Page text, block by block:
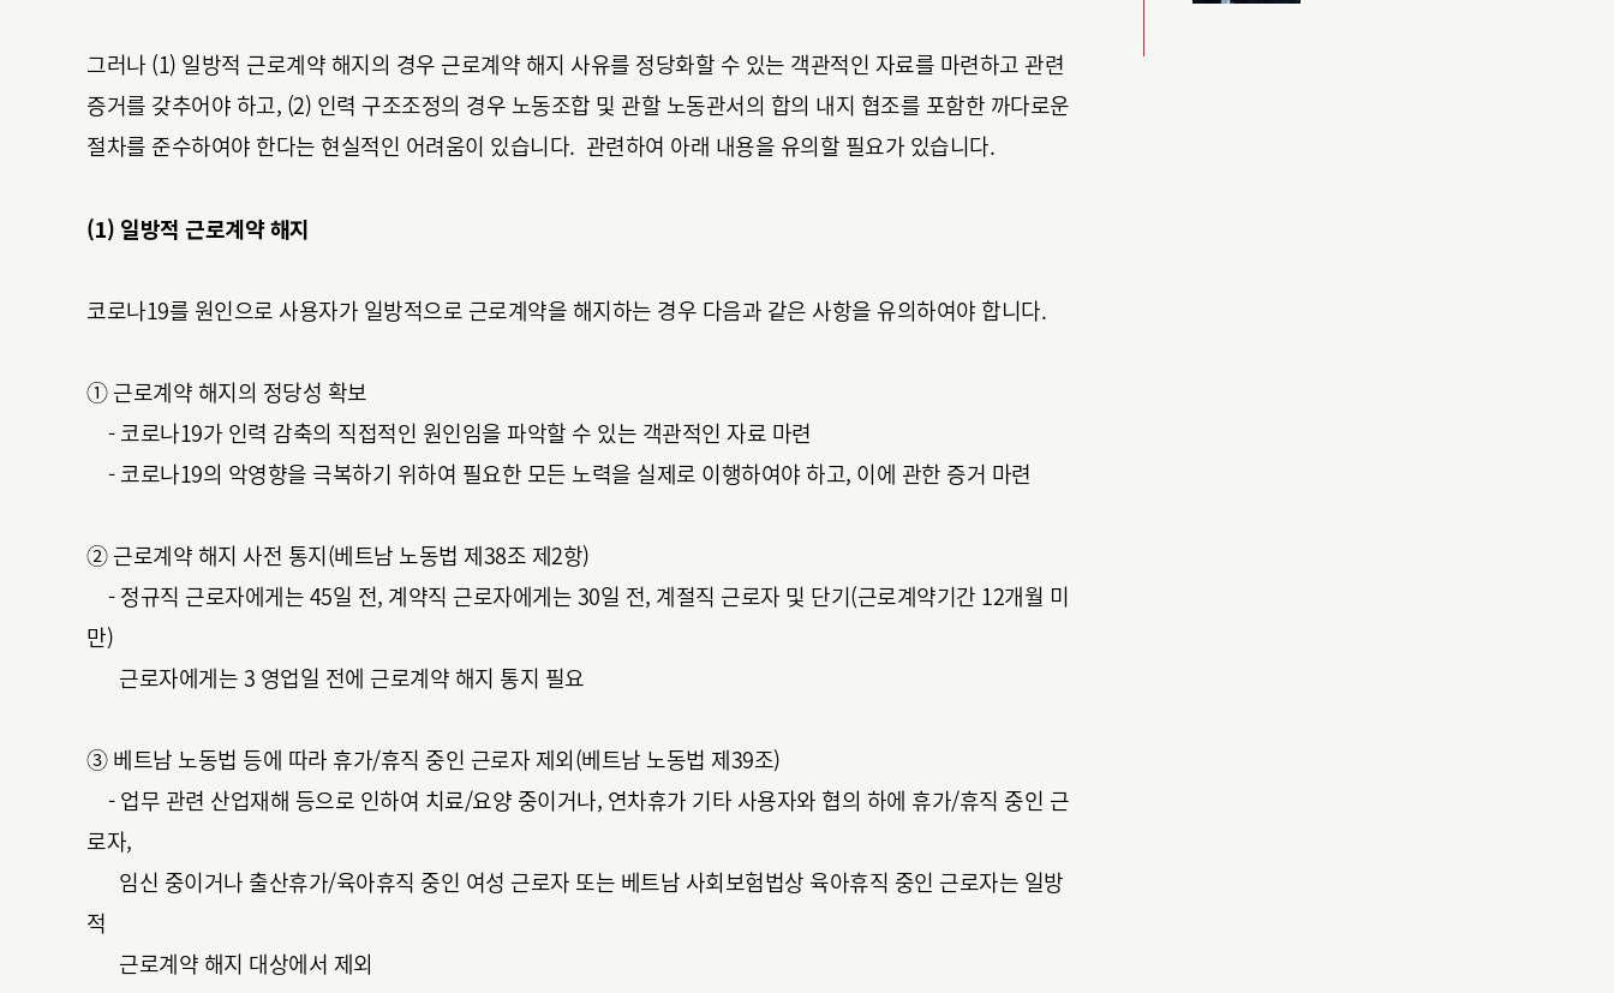
그러나 (1) 일방적 근로계약 해지의 경우 근로계약 해지 사유를 정당화할 수 있는 객관적인 자료를 마련하고 관련
증거를 갖추어야 하고, (2) 인력 구조조정의 경우 노동조합 및 관할 노동관서의 합의 내지 협조를 포함한 까다로운
절차를 준수하여야 한다는 현실적인 어려움이 있습니다. 관련하여 아래 내용을 유의할 필요가 있습니다.
(1) 일방적 근로계약 해지
코로나19를 원인으로 사용자가 일방적으로 근로계약을 해지하는 경우 다음과 같은 사항을 유의하여야 합니다.
① 근로계약 해지의 정당성 확보
- 코로나19가 인력 감축의 직접적인 원인임을 파악할 수 있는 객관적인 자료 마련
- 코로나19의 악영향을 극복하기 위하여 필요한 모든 노력을 실제로 이행하여야 하고, 이에 관한 증거 마련
② 근로계약 해지 사전 통지(베트남 노동법 제38조 제2항)
- 정규직 근로자에게는 45일 전, 계약직 근로자에게는 30일 전, 계절직 근로자 및 단기(근로계약기간 12개월 미
만)
근로자에게는 3 영업일 전에 근로계약 해지 통지 필요
③ 베트남 노동법 등에 따라 휴가/휴직 중인 근로자 제외(베트남 노동법 제39조)
- 업무 관련 산업재해 등으로 인하여 치료/요양 중이거나, 연차휴가 기타 사용자와 협의 하에 휴가/휴직 중인 근
로자,
임신 중이거나 출산휴가/육아휴직 중인 여성 근로자 또는 베트남 사회보험법상 육아휴직 중인 근로자는 일방
적
근로계약 해지 대상에서 제외